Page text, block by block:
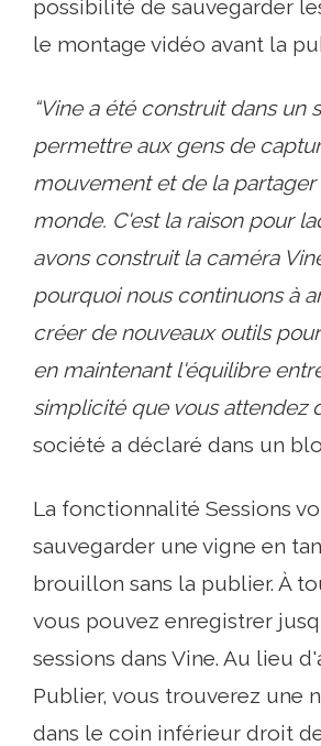
possibilité de sauvegarder
le montage vidéo avant la
“Vine a été construit dans un
permettre aux gens de
mouvement et de la partager
monde. C'est la raison pour
avons construit la caméra
pourquoi nous continuons à
créer de nouveaux outils
en maintenant l'équilibre
simplicité que vous attendez
société a déclaré dans un
La fonctionnalité Sessions
sauvegarder une vigne en
brouillon sans la publier. À
vous pouvez enregistrer
sessions dans Vine. Au lieu
Publier, vous trouverez une
dans le coin inférieur droit